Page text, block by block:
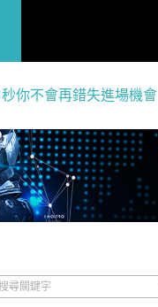
你不會再錯失進場機會